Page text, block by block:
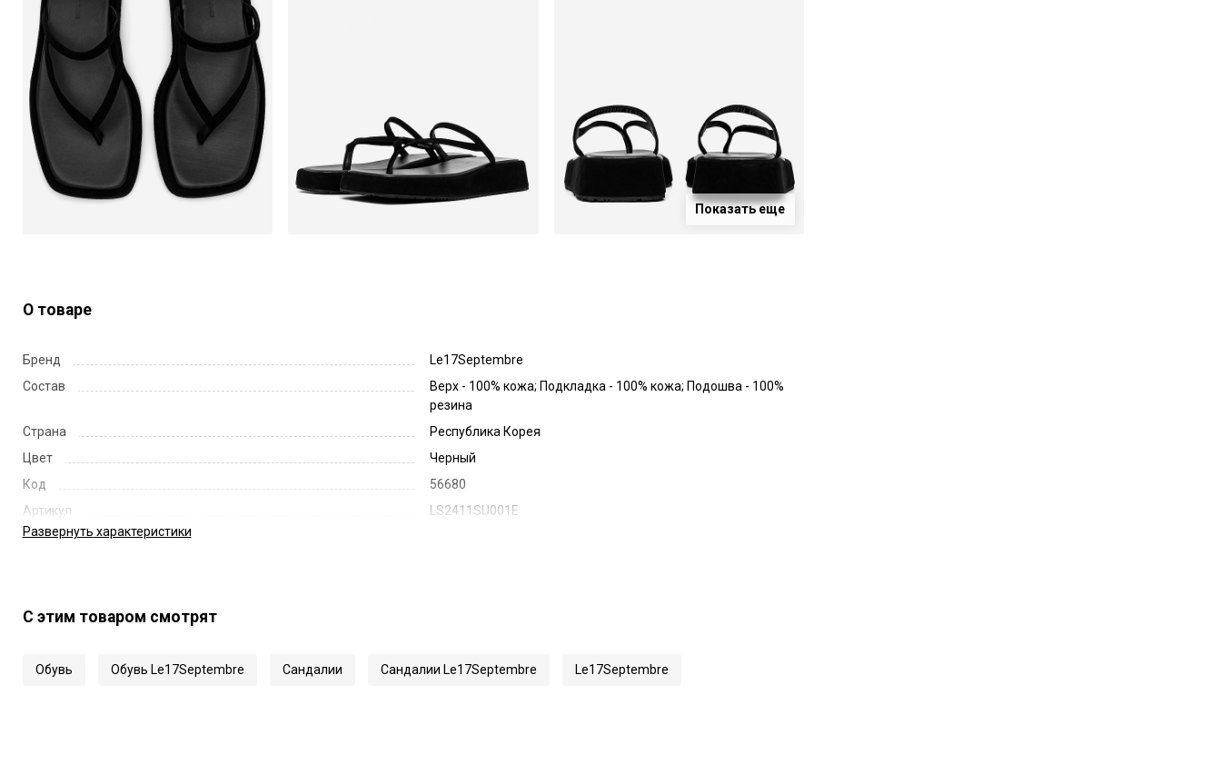
Показать еще
О товаре
Бренд
Le17Septembre
Состав
Верх - 100% кожа; Подкладка - 100% кожа; Подошва - 100%
резина
Страна
Республика Корея
Цвет
Черный
Код
56680
Артикул
LS2411SU001E
Развернуть характеристики
С этим товаром смотрят
Обувь Обувь Le17Septembre Сандалии Сандалии Le17Septembre Le17Septembre